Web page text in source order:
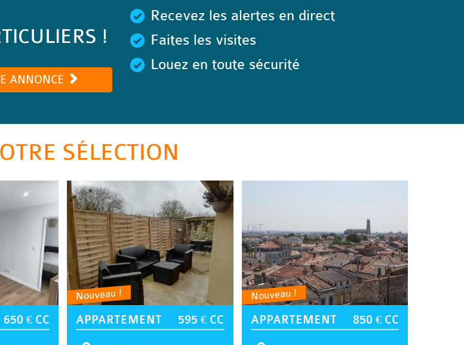
!
ANNONCE
Recevez les alertes en direct
Faites les visites
Louez en toute sécurité
SÉLECTION
650 € CC
Nouveau !
APPARTEMENT 595 € CC
Nouveau !
APPARTEMENT 850 € CC